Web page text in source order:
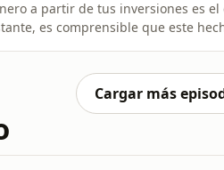
a partir de tus inversiones es
es comprensible que este
Cargar más